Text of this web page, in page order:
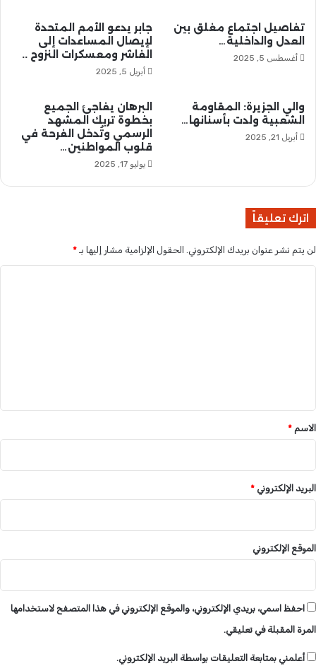
د
ا
ن
ت
ب
:
د
و
ي
ع
د
ا
ة
ك
ا
ج
تفاصيل اجتماع مغلق بين
العدل والداخلية…
أغسطس 5, 2025
جابر يدعو الأمم المتحدة
لإيصال المساعدات إلى
الفاشر ومعسكرات النزوح ..
أبريل 5, 2025
والي الجزيرة: المقاومة
الشعبية ولدت بأسنانها…
أبريل 21, 2025
البرهان يفاجئ الجميع
بخطوة تربك المشهد
الرسمي وتُدخل الفرحة في
قلوب المواطنين…
يوليو 17, 2025
اترك تعليقاً
لن يتم نشر عنوان بريدك الإلكتروني. الحقول الإلزامية مشار إليها بـ *
*
الاسم *
البريد الإلكتروني *
الموقع الإلكتروني
احفظ اسمي، بريدي الإلكتروني، والموقع الإلكتروني في هذا المتصفح لاستخدامها
المرة المقبلة في تعليقي.
أعلمني بمتابعة التعليقات بواسطة البريد الإلكتروني.